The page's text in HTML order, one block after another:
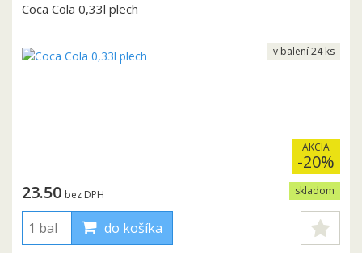
Coca Cola 0,33l plech
AKCIA
-20%
skladom
23.50 bez DPH
do košíka
v balení 24 ks